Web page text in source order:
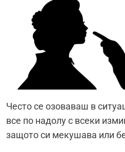
Често се озоваваш в
все по надолу с всеки
защото си мекушава или